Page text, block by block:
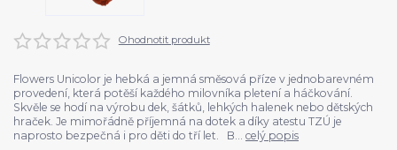
Ohodnotit produkt
Flowers Unicolor je hebká a jemná směsová příze v jednobarevném
provedení, která potěší každého milovníka pletení a háčkování.
Skvěle se hodí na výrobu dek, šátků, lehkých halenek nebo dětských
hraček. Je mimořádně příjemná na dotek a díky atestu TZÚ je
naprosto bezpečná i pro děti do tří let. B... celý popis